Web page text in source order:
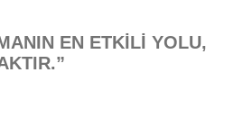
EN ETKİLİ YOLU,